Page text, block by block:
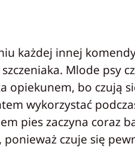
każdej innej
Mlode psy
opiekunem, bo czują
wykorzystać
pies zaczyna coraz
czuje się